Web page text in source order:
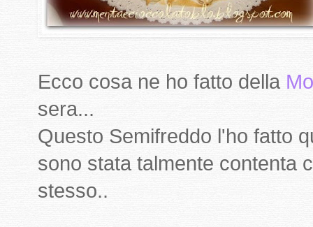
Ecco cosa ne ho fatto della
sera...
Questo Semifreddo l'ho fatto
sono stata talmente contenta
stesso..